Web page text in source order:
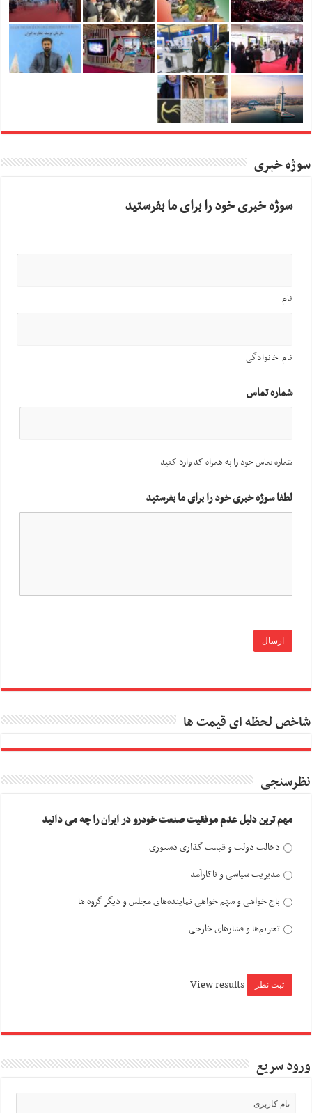
سوژه خبری
سوژه خبری خود را برای ما بفرستید
نام
نام خانوادگی
شماره تماس
شماره تماس خود را به همراه کد وارد کنید
لطفا سوژه خبری خود را برای ما بفرستید
شاخص لحظه ای قیمت ها
نظرسنجی
مهم ترین دلیل عدم موفقیت صنعت خودرو در ایران را چه می دانید
دخالت دولت و قیمت گذاری دستوری
مدیریت سیاسی و ناکارآمد
باج خواهی و سهم خواهی نماینده‌های مجلس و دیگر گروه ها
تحریم‌ها و فشارهای خارجی
View results
ورود سریع